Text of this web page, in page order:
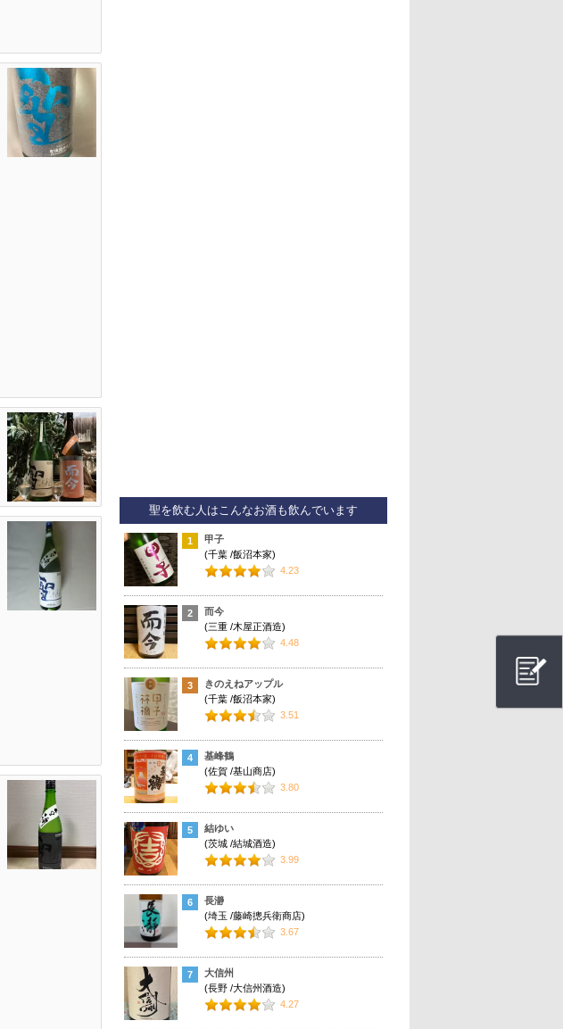
聖を飲む人はこんなお酒も飲んでいます
1
甲子
(千葉 /飯沼本家)
4.23
2
而今
(三重 /木屋正酒造)
4.48
3
きのえねアップル
(千葉 /飯沼本家)
3.51
4
基峰鶴
(佐賀 /基山商店)
3.80
5
結ゆい
(茨城 /結城酒造)
3.99
6
長瀞
(埼玉 /藤崎摠兵衛商店)
3.67
7
大信州
(長野 /大信州酒造)
4.27